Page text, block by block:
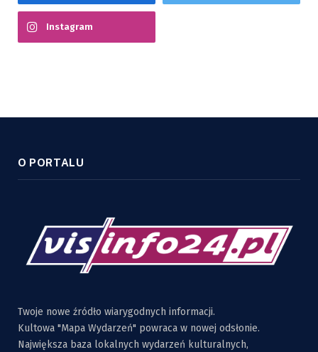
Instagram
O PORTALU
Twoje nowe źródło wiarygodnych informacji.
Kultowa "Mapa Wydarzeń" powraca w nowej odsłonie.
Największa baza lokalnych wydarzeń kulturalnych,